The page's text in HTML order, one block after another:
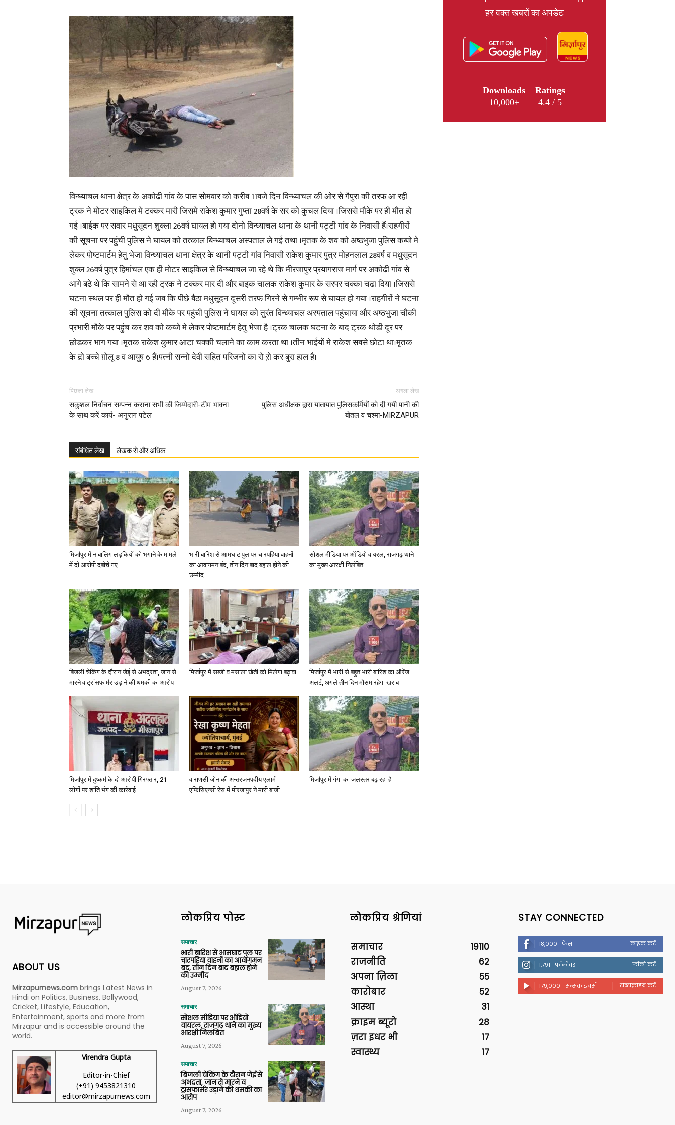
in
Hindi,
News
विन्ध्याचल थाना क्षेत्र के अकोढी गांव के पास सोमवार को करीब 11बजे दिन विन्ध्याचल की ओर से गैपुरा की तरफ आ रही
ट्रक ने मोटर साइकिल मे टक्कर मारी जिसमे राकेश कुमार गुप्ता 28वर्ष के सर को कुचल दिया ।जिससे मौके पर ही मौत हो
गई ।बाईक पर सवार मधुसूदन शुक्ला 26वर्ष घायल हो गया दोनो विन्ध्याचल थाना के थानी पट्टी गांव के निवासी हैं।राहगीरों
की सूचना पर पहुंची पुलिस ने घायल को तत्काल बिन्ध्याचल अस्पताल ले गई तथा ।मृतक के शव को अष्ठभुजा पुलिस कब्जे मे
लेकर पोष्टमार्टम हेतु भेजा विन्ध्याचल थाना क्षेत्र के थानी पट्टी गांव निवासी राकेश कुमार पुत्र मोहनलाल 28वर्ष व मधुसूदन
शुक्ल 26वर्ष पुत्र हिमांचल एक ही मोटर साइकिल से विन्ध्याचल जा रहे थे कि मीरजापुर प्रयागराज मार्ग पर अकोढी गांव से
आगे बढे थे कि सामने से आ रही ट्रक ने टक्कर मार दी और बाइक चालक राकेश कुमार के सरपर चक्का चढा दिया ।जिससे
घटना स्थल पर ही मौत हो गई जब कि पीछे बैठा मधुसूदन दूसरी तरफ गिरने से गम्भीर रूप से घायल हो गया ।राहगीरों ने घटना
की सूचना तत्काल पुलिस को दी मौके पर पहुंची पुलिस ने घायल को तुरंत विन्ध्याचल अस्पताल पहुंचाया और अष्ठभुजा चौकी
प्रभारी मौके पर पहुंच कर शव को कब्जे मे लेकर पोष्टमार्टम हेतु भेजा है ।ट्रक चालक घटना के बाद ट्रक थोडी दूर पर
छोडकर भाग गया ।मृतक राकेश कुमार आटा चक्की चलाने का काम करता था ।तीन भाईयों मे राकेश सबसे छोटा था।मृतक
के द़ो बच्चे ग़ोलू 8 व आयुष 6 हैं।पत्नी सन्नो देवी सहित परिजनो का रो ऱो कर बुरा हाल है।
पिछला लेख
सकुशल निर्वाचन सम्पन्न कराना सभी की जिम्मेदारी-टीम भावना
के साथ करें कार्य- अनुराग पटेल
अगला लेख
पुलिस अधीक्षक द्वारा यातायात पुलिसकर्मियों को दी गयी पानी की
बोतल व चश्मा-MIRZAPUR
संबंधित लेख लेखक से और अधिक
मिर्जापुर में नाबालिग लड़कियों को भगाने के मामले
में दो आरोपी दबोचे गए
भारी बारिश से आमघाट पुल पर चारपहिया वाहनों
का आवागमन बंद, तीन दिन बाद बहाल होने की
उम्मीद
सोशल मीडिया पर ऑडियो वायरल, राजगढ़ थाने
का मुख्य आरक्षी निलंबित
बिजली चेकिंग के दौरान जेई से अभद्रता, जान से
मारने व ट्रांसफार्मर उड़ाने की धमकी का आरोप
मिर्जापुर में सब्जी व मसाला खेती को मिलेगा बढ़ावा
मिर्जापुर में भारी से बहुत भारी बारिश का ऑरेंज
अलर्ट, अगले तीन दिन मौसम रहेगा खराब
मिर्जापुर में दुष्कर्म के दो आरोपी गिरफ्तार, 21
लोगों पर शांति भंग की कार्रवाई
वाराणसी जोन की अन्तरजनपदीय एलार्म
एफिसिएन्सी रेस में मीरजापुर ने मारी बाजी
मिर्जापुर में गंगा का जलस्तर बढ़ रहा है
हर वक्त खबरों का अपडेट
Downloads
10,000+
Ratings
4.4 / 5
ABOUT US
Mirzapurnews.com brings Latest News in
Hindi on Politics, Business, Bollywood,
Cricket, Lifestyle, Education,
Entertainment, sports and more from
Mirzapur and is accessible around the
world.
Virendra Gupta
Editor-in-Chief
(+91) 9453821310
editor@mirzapurnews.com
लोकप्रिय पोस्ट
समाचार
भारी बारिश से आमघाट पुल पर
चारपहिया वाहनों का आवागमन
बंद, तीन दिन बाद बहाल होने
की उम्मीद
August 7, 2026
समाचार
सोशल मीडिया पर ऑडियो
वायरल, राजगढ़ थाने का मुख्य
आरक्षी निलंबित
August 7, 2026
समाचार
बिजली चेकिंग के दौरान जेई से
अभद्रता, जान से मारने व
ट्रांसफार्मर उड़ाने की धमकी का
आरोप
August 7, 2026
लोकप्रिय श्रेणियां
समाचार
19110
राजनीति
62
अपना ज़िला
55
कारोबार
52
आस्था
31
क्राइम ब्यूरो
28
ज़रा इधर भी
17
स्वास्थ्य
17
STAY CONNECTED
18,000 फैंस लाइक करें
1,791 फॉलोवर फॉलो करें
179,000 सब्सक्राइबर्स सब्सक्राइब करें